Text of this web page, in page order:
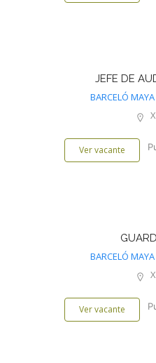
JEFE DE
BARCELÓ
Ver vacante
BARCELÓ
Ver vacante